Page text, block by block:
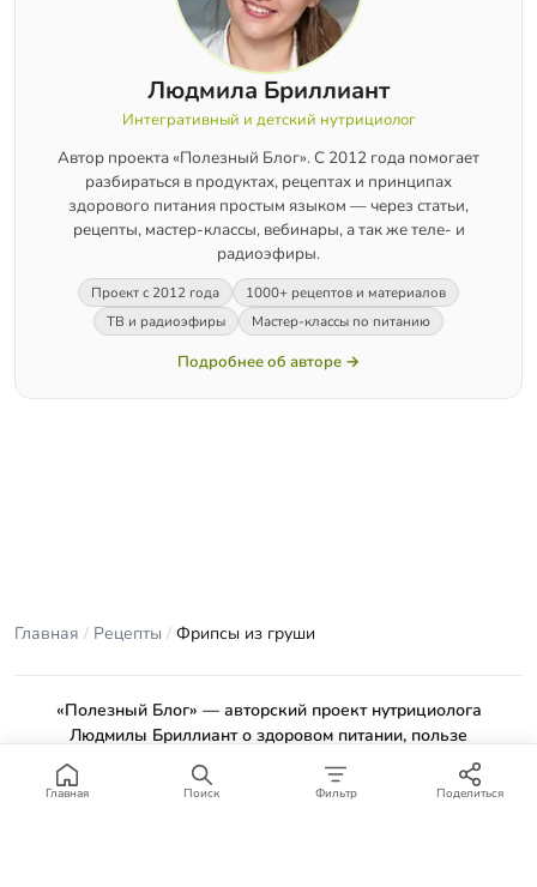
Людмила Бриллиант
Интегративный и детский нутрициолог
Автор проекта «Полезный Блог». С 2012 года помогает
разбираться в продуктах, рецептах и принципах
здорового питания простым языком — через статьи,
рецепты, мастер-классы, вебинары, а так же теле- и
радиоэфиры.
Проект с 2012 года
1000+ рецептов и материалов
ТВ и радиоэфиры
Мастер-классы по питанию
Подробнее об авторе →
Главная / Рецепты / Фрипсы из груши
«Полезный Блог» — авторский проект нутрициолога
Людмилы Бриллиант о здоровом питании, пользе
продуктов и проверенных рецептах.
Материалы сайта носят ознакомительный характер и не
Главная Поиск Фильтр Поделиться